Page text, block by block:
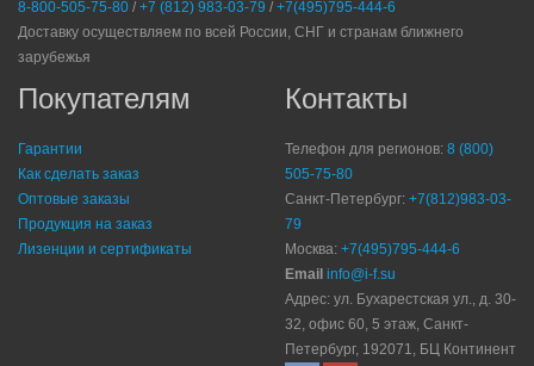
8-800-505-75-80 / +7 (812) 983-03-79 / +7(495)795-444-6
Доставку осуществляем по всей России, СНГ и странам ближнего
зарубежья
Покупателям
Гарантии
Как сделать заказ
Оптовые заказы
Продукция на заказ
Лизенции и сертификаты
Контакты
Телефон для регионов: 8 (800)
505-75-80
Санкт-Петербург: +7(812)983-03-
79
Москва: +7(495)795-444-6
Email info@i-f.su
Адрес: ул. Бухарестская ул., д. 30-
32, офис 60, 5 этаж, Санкт-
Петербург, 192071, БЦ Континент